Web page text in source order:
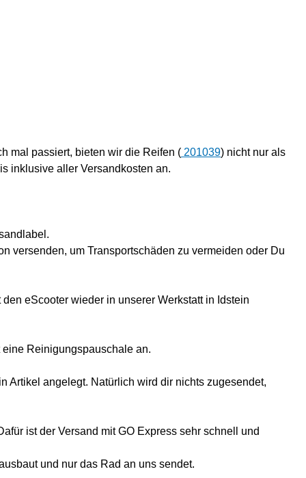
mal passiert, bieten wir die Reifen ( 201039) nicht nur als
inklusive aller Versandkosten an.
versenden, um Transportschäden zu vermeiden oder Du
eScooter wieder in unserer Werkstatt in Idstein
Reinigungspauschale an.
Artikel angelegt. Natürlich wird dir nichts zugesendet,
ist der Versand mit GO Express sehr schnell und
und nur das Rad an uns sendet.